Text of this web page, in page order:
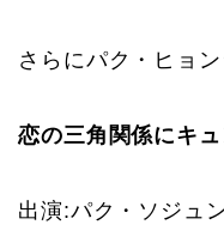
さらにパク・ヒョ
恋の三角関係にキ
出演:パク・ソジュ